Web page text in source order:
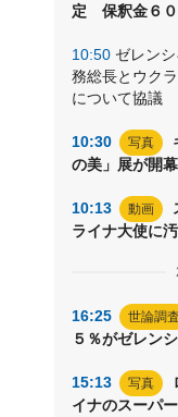
定 保釈金６０
10:50 ゼレン
務総長とウク
について協議
10:30 写真
の美」展が開幕
10:13 動画
ライナ大使に
16:25 世論調査
５％がゼレン
15:13 写真
イナのスーパ